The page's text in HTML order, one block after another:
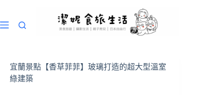
主
宜蘭景點【香草菲菲】玻璃打造的超大型溫室
綠建築